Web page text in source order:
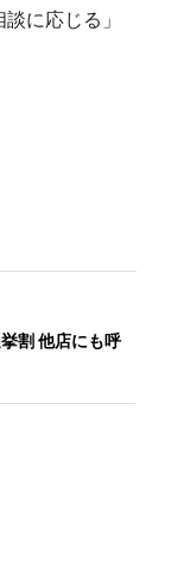
に応じる」
割 他店にも呼